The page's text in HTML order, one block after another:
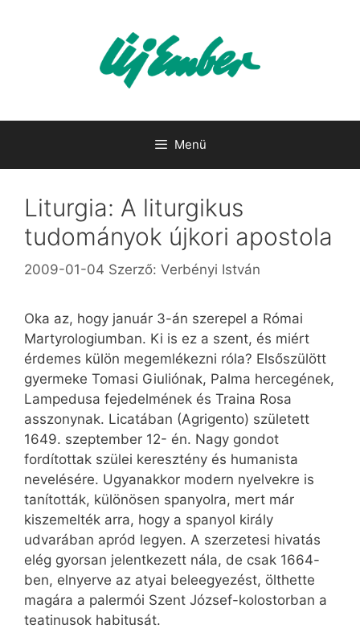
Menü
Liturgia: A liturgikus
tudományok újkori apostola
2009-01-04 Szerző: Verbényi István
Oka az, hogy január 3-án szerepel a Római
Martyrologiumban. Ki is ez a szent, és miért
érdemes külön megemlékezni róla? Elsőszülött
gyermeke Tomasi Giuliónak, Palma hercegének,
Lampedusa fejedelmének és Traina Rosa
asszonynak. Licatában (Agrigento) született
1649. szeptember 12- én. Nagy gondot
fordítottak szülei keresztény és humanista
nevelésére. Ugyanakkor modern nyelvekre is
tanították, különösen spanyolra, mert már
kiszemelték arra, hogy a spanyol király
udvarában apród legyen. A szerzetesi hivatás
elég gyorsan jelentkezett nála, de csak 1664-
ben, elnyerve az atyai beleegyezést, ölthette
magára a palermói Szent József-kolostorban a
teatinusok habitusát.